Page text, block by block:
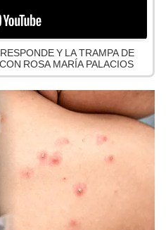
Y LA TRAMPA DE
ROSA MARÍA PALACIOS